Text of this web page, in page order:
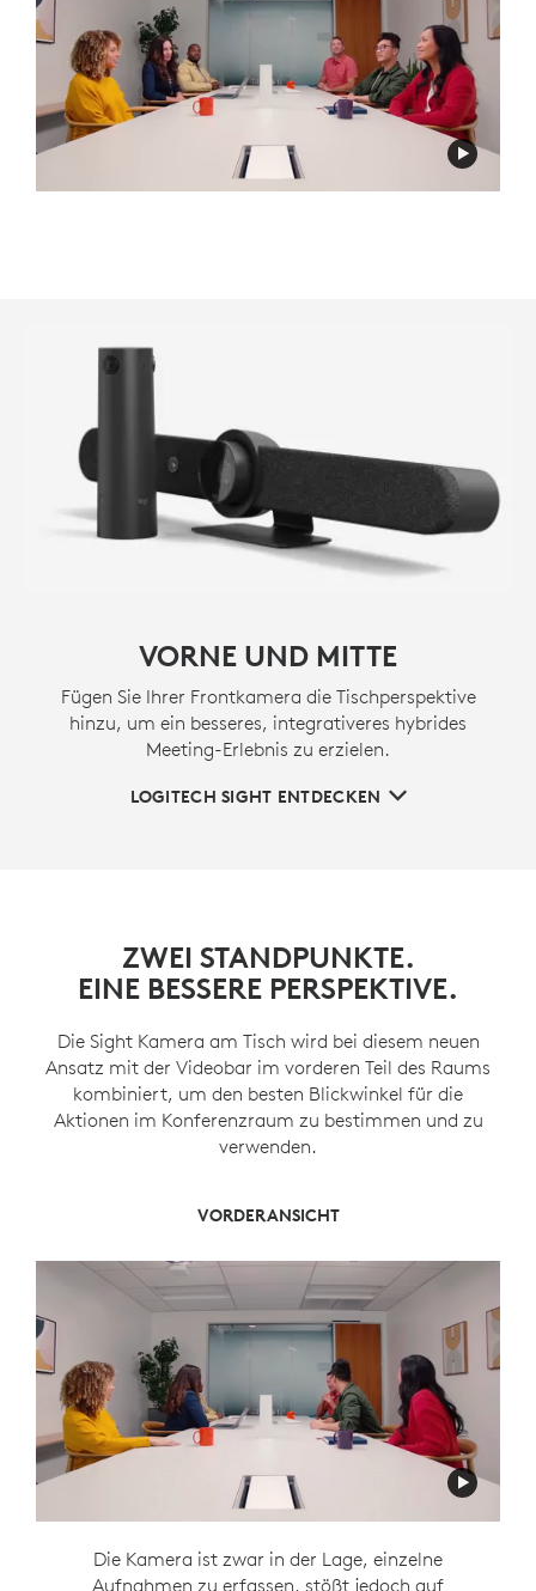
VORNE UND MITTE
Fügen Sie Ihrer Frontkamera die Tischperspektive
hinzu, um ein besseres, integrativeres hybrides
Meeting-Erlebnis zu erzielen.
LOGITECH SIGHT ENTDECKEN
VORDERANSICHT
Die Kamera ist zwar in der Lage, einzelne
Aufnahmen zu erfassen, stößt jedoch auf
ZENTRALE ANSICHT
Die Kamera kann zwar Teilnehmer im Raum
erfassen, die am Tisch miteinander sprechen,
VORDER- UND MITTELANSICHT
Mit der Rally Bar an der Vorderseite des
Raumes und Sight in der Mitte des Tisches
ZWEI STANDPUNKTE.
EINE BESSERE PERSPEKTIVE.
Die Sight Kamera am Tisch wird bei diesem neuen
Ansatz mit der Videobar im vorderen Teil des Raums
kombiniert, um den besten Blickwinkel für die
Aktionen im Konferenzraum zu bestimmen und zu
verwenden.